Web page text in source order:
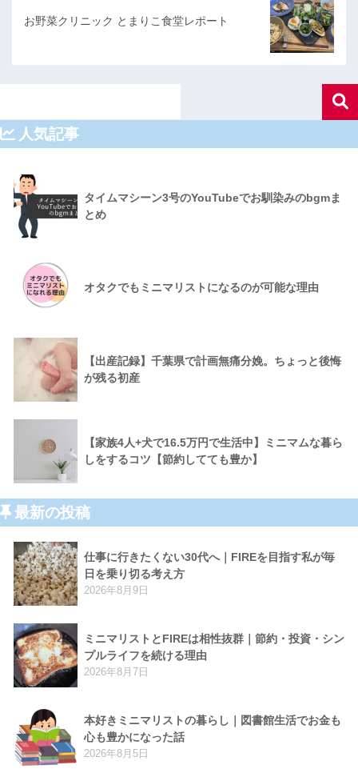
お野菜クリニック とまりこ食堂レポート
人気記事
タイムマシーン3号のYouTubeでお馴染みのbgmま
とめ
オタクでもミニマリストになるのが可能な理由
【出産記録】千葉県で計画無痛分娩。ちょっと後悔
が残る初産
【家族4人+犬で16.5万円で生活中】ミニマムな暮ら
しをするコツ【節約してても豊か】
最新の投稿
仕事に行きたくない30代へ｜FIREを目指す私が毎
日を乗り切る考え方
2026年8月9日
ミニマリストとFIREは相性抜群｜節約・投資・シン
プルライフを続ける理由
2026年8月7日
本好きミニマリストの暮らし｜図書館生活でお金も
心も豊かになった話
2026年8月5日